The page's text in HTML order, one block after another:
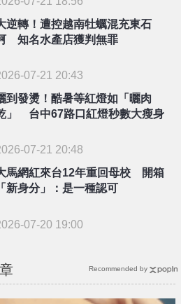
逆轉！遭控越南牡蠣混充東石
知名水產店獲判無罪
07-21 20:43
到發燙！酷暑等紅燈如「曬肉
」 台中67路口紅燈秒數大瘦身
07-21 20:48
馬網紅來台12年重回母校 開箱
「新身分」：是一種認可
07-20 19:00
Recommended by